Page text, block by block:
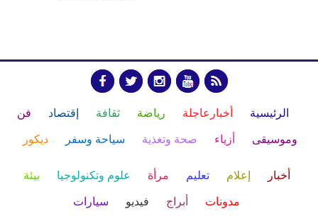
الرئيسية أخبارعاجلة رياضة ثقافة إقتصاد فن
وموسيقى أزياء صحة وتغذية سياحة وسفر ديكور
أخبار إعلام تعليم مرأة علوم وتكنولوجيا بيئة
مدونات أبراج فيديو سيارات